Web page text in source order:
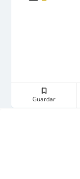
Guardar